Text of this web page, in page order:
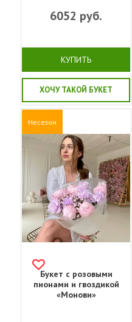
6052 руб.
КУПИТЬ
ХОЧУ ТАКОЙ БУКЕТ
Несезон
Букет с розовыми
пионами и гвоздикой
«Монови»